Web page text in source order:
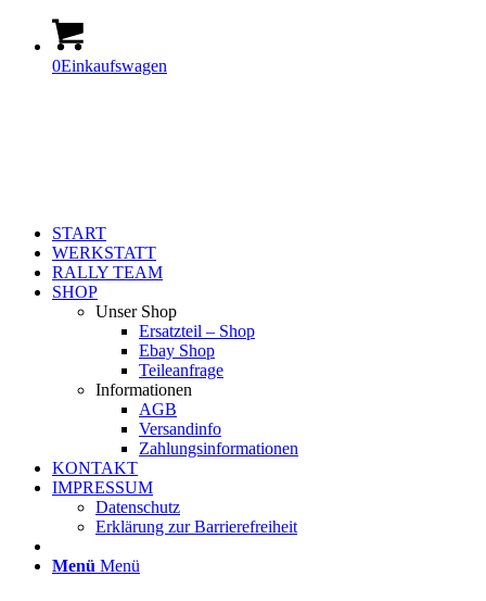
0Einkaufswagen
START
WERKSTATT
RALLY TEAM
SHOP
Unser Shop
Ersatzteil – Shop
Ebay Shop
Teileanfrage
Informationen
AGB
Versandinfo
Zahlungsinformationen
KONTAKT
IMPRESSUM
Datenschutz
Erklärung zur Barrierefreiheit
Menü Menü